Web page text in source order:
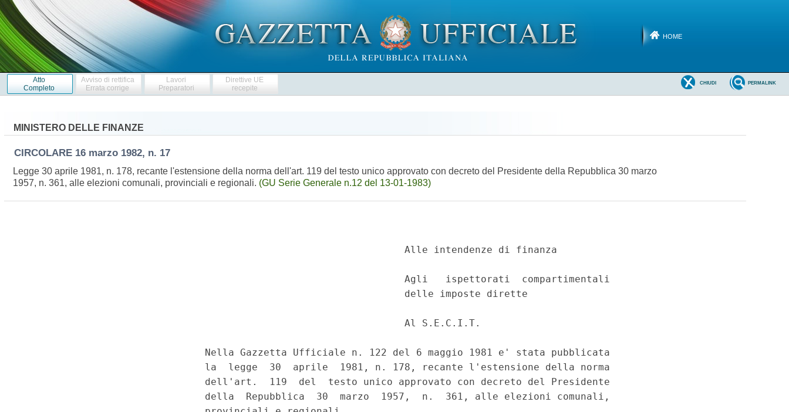
HOME
Atto
Completo
Avviso di rettifica
Errata corrige
Lavori
Preparatori
Direttive UE
recepite
PERMALINK
CHIUDI
MINISTERO DELLE FINANZE
CIRCOLARE 16 marzo 1982, n. 17
Legge 30 aprile 1981, n. 178, recante l'estensione della norma dell'art. 119 del testo unico approvato con decreto del Presidente della Repubblica 30 marzo
1957, n. 361, alle elezioni comunali, provinciali e regionali. (GU Serie Generale n.12 del 13-01-1983)